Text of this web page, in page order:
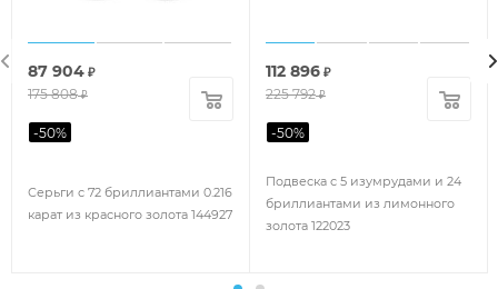
Серьги с 72 бриллиантами 0.216
карат из красного золота 144927
87 904 ₽
175 808₽
-50%
Подвеска с 5 изумрудами и 24
бриллиантами из лимонного
золота 122023
112 896 ₽
225 792₽
-50%